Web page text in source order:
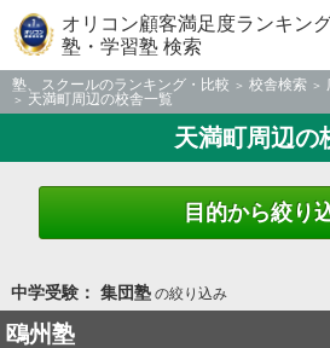
オリコン顧客満足度ランキン
塾・学習塾 検索
塾、スクールのランキング・比較 校舎検索
天満町周辺の校舎一覧
天満町周辺の
目的から絞り
中学受験： 集団塾の絞り込み
鴎州塾